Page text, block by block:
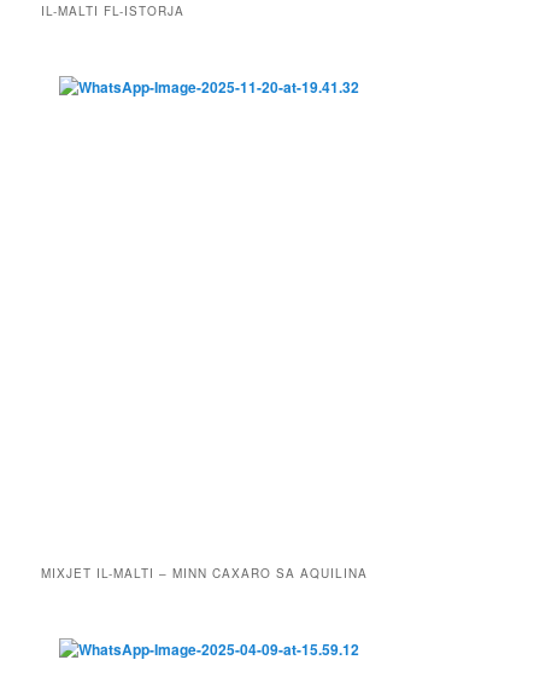
IL-MALTI FL-ISTORJA
MIXJET IL-MALTI – MINN CAXARO SA AQUILINA